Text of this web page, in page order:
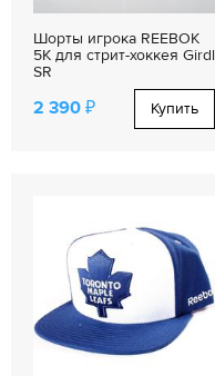
Шорты игрока REEBOK
5K для стрит-хоккея Girdl
SR
2 390 ₽ Купить